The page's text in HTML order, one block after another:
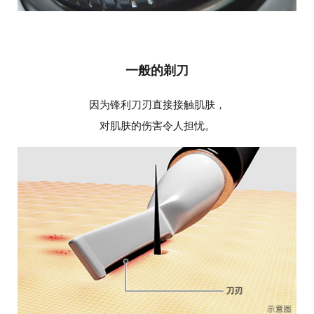
一般的剃刀
因为锋利刀刃直接接触肌肤，
对肌肤的伤害令人担忧。